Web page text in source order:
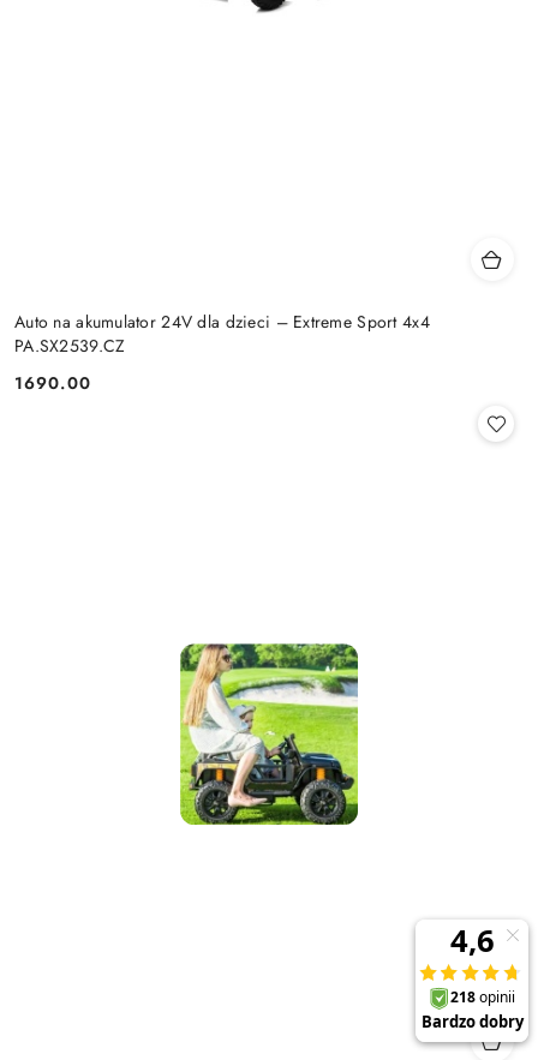
Auto na akumulator 24V dla dzieci – Extreme Sport 4x4
PA.SX2539.CZ
Cena:
1690.00